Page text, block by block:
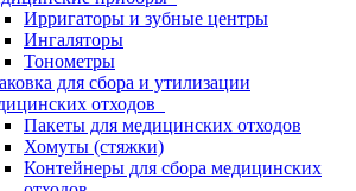
Ирригаторы и зубные центры
Ингаляторы
Тонометры
для сбора и утилизации
отходов
Пакеты для медицинских отходов
Хомуты (стяжки)
Контейнеры для сбора медицинских